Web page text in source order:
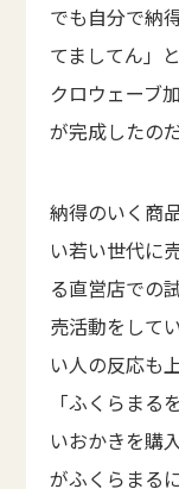
でも自分で納
てましてん」
クロウェーブ
が完成したのだ
納得のいく商
い若い世代に
る直営店での
売活動をして
い人の反応も
「ふくらま
いおかきを購
がふくらまる